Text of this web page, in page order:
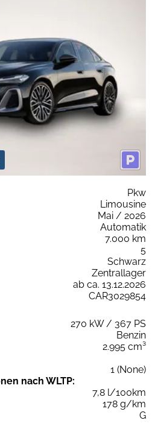
Pkw
Limousine
Mai / 2026
Automatik
7.000 km
5
Schwarz
Zentrallager
ab ca. 13.12.2026
CAR3029854
270 kW / 367 PS
Benzin
2.995 cm³
1 (None)
nach WLTP:
7,8 l/100km
178 g/km
G